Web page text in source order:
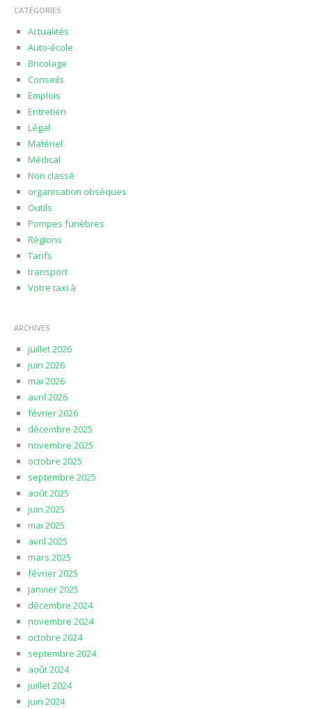
CATÉGORIES
Actualités
Auto-école
Bricolage
Conseils
Emplois
Entretien
Légal
Matériel
Médical
Non classé
organisation obsèques
Outils
Pompes funèbres
Régions
Tarifs
transport
Votre taxi à
ARCHIVES
juillet 2026
juin 2026
mai 2026
avril 2026
février 2026
décembre 2025
novembre 2025
octobre 2025
septembre 2025
août 2025
juin 2025
mai 2025
avril 2025
mars 2025
février 2025
janvier 2025
décembre 2024
novembre 2024
octobre 2024
septembre 2024
août 2024
juillet 2024
juin 2024